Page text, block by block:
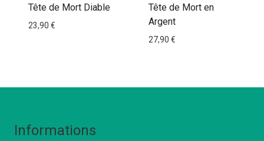
Tête de Mort Diable
23,90 €
Tête de Mort en
Argent
27,90 €
Informations